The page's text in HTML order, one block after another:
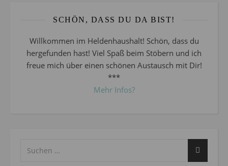
SCHÖN, DASS DU DA BIST!
Willkommen im Heldenhaushalt! Schön, dass du
hergefunden hast! Viel Spaß beim Stöbern und ich
freue mich über einen schönen Austausch mit Dir!
***
Mehr Infos?